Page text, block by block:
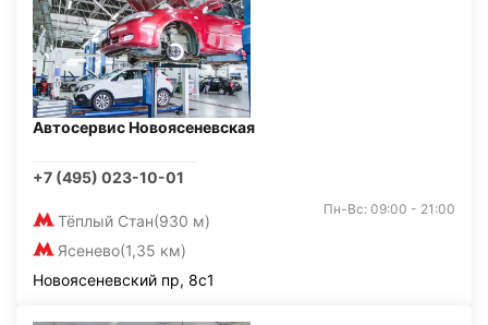
Автосервис Новоясеневская
+7 (495) 023-10-01
Тёплый Стан(930 м)
Ясенево(1,35 км)
Пн-Вс: 09:00 - 21:00
Новоясеневский пр, 8с1